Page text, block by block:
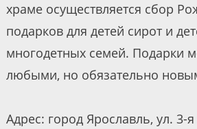
храме осуществляется сбор
подарков для детей сирот и
многодетных семей. Подарки
любыми, но обязательно
Адрес: город Ярославль, ул. 3-